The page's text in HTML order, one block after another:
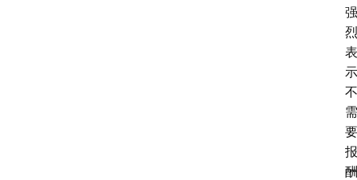
强
烈
表
示
不
需
要
报
酬